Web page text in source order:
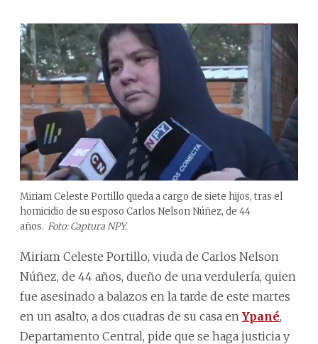
Miriam Celeste Portillo queda a cargo de siete hijos, tras el
homicidio de su esposo Carlos Nelson Núñez, de 44
años. Foto: Captura NPY.
Miriam Celeste Portillo, viuda de Carlos Nelson
Núñez, de 44 años, dueño de una verdulería, quien
fue asesinado a balazos en la tarde de este martes
en un asalto, a dos cuadras de su casa en Ypané,
Departamento Central, pide que se haga justicia y